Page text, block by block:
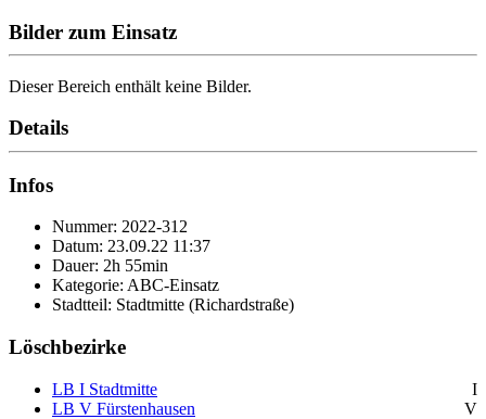
Bilder zum Einsatz
Dieser Bereich enthält keine Bilder.
Details
Infos
Nummer: 2022-312
Datum: 23.09.22 11:37
Dauer: 2h 55min
Kategorie: ABC-Einsatz
Stadtteil: Stadtmitte (Richardstraße)
Löschbezirke
LB I Stadtmitte
I
LB V Fürstenhausen
V